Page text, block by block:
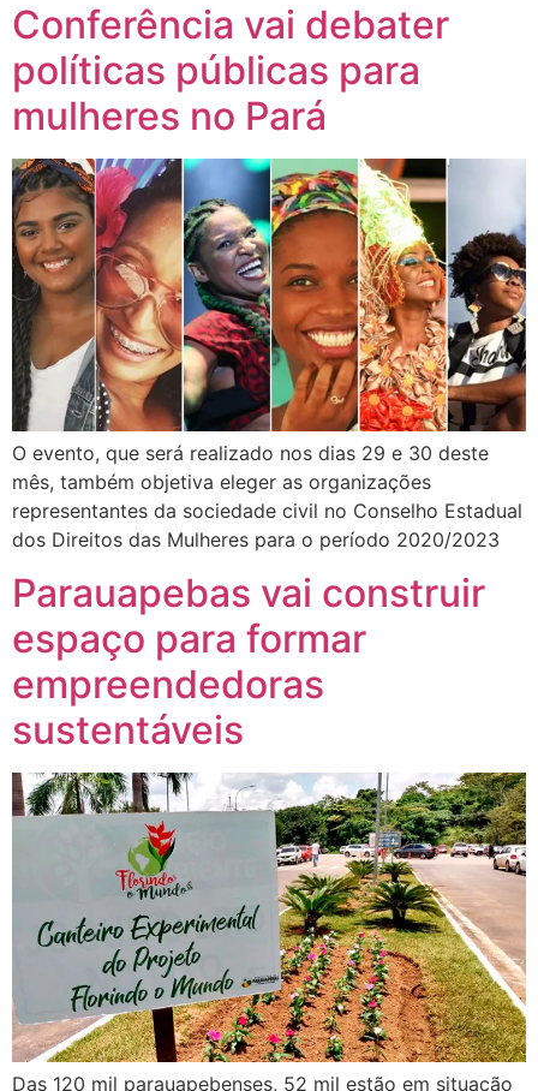
Conferência vai debater
políticas públicas para
mulheres no Pará
O evento, que será realizado nos dias 29 e 30 deste
mês, também objetiva eleger as organizações
representantes da sociedade civil no Conselho Estadual
dos Direitos das Mulheres para o período 2020/2023
Parauapebas vai construir
espaço para formar
empreendedoras
sustentáveis
Das 120 mil parauapebenses, 52 mil estão em situação